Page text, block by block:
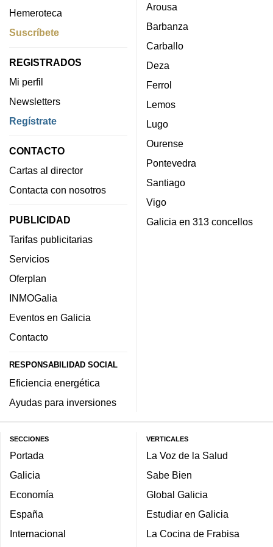
Hemeroteca
Suscríbete
REGISTRADOS
Mi perfil
Newsletters
Regístrate
CONTACTO
Cartas al director
Contacta con nosotros
PUBLICIDAD
Tarifas publicitarias
Servicios
Oferplan
INMOGalia
Eventos en Galicia
Contacto
RESPONSABILIDAD SOCIAL
Eficiencia energética
Ayudas para inversiones
Arousa
Barbanza
Carballo
Deza
Ferrol
Lemos
Lugo
Ourense
Pontevedra
Santiago
Vigo
Galicia en 313 concellos
SECCIONES
Portada
Galicia
Economía
España
Internacional
VERTICALES
La Voz de la Salud
Sabe Bien
Global Galicia
Estudiar en Galicia
La Cocina de Frabisa